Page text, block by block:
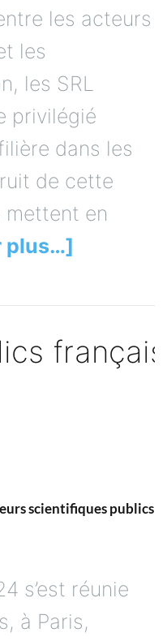
les acteurs
les
les SRL
privilégié
dans les
de cette
mettent en
plus…]
scientifiques publics
s’est réunie
à Paris,